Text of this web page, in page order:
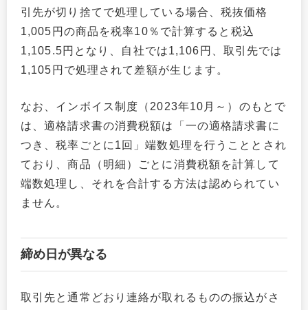
引先が切り捨てで処理している場合、税抜価格
1,005円の商品を税率10％で計算すると税込
1,105.5円となり、自社では1,106円、取引先では
1,105円で処理されて差額が生じます。
なお、インボイス制度（2023年10月～）のもとで
は、適格請求書の消費税額は「一の適格請求書に
つき、税率ごとに1回」端数処理を行うこととされ
ており、商品（明細）ごとに消費税額を計算して
端数処理し、それを合計する方法は認められてい
ません。
締め日が異なる
取引先と通常どおり連絡が取れるものの振込がさ